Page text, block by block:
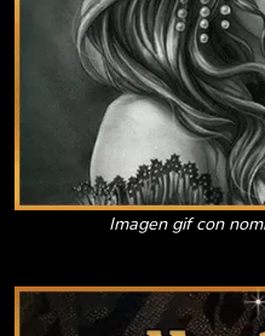
Imagen gif con